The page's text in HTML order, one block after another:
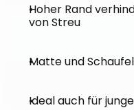
Hoher Rand
von Streu
Matte und
Ideal auch für